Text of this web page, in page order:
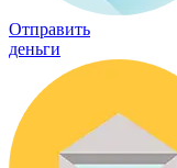
Отправить
деньги